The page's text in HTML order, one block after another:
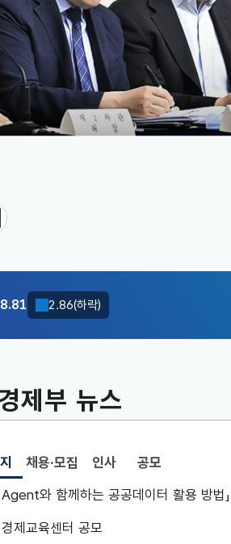
2.86(하락)
6.1000(하락)
세분석과
도참고] 출산·혼인세액공제 등
지원 제도는 종료되는 것이 아
더보기
제부 뉴스
선택됨
Agent와 함께하는 공공데이터 활용 방법
제교육센터 공모
채용·모집 인사 공모